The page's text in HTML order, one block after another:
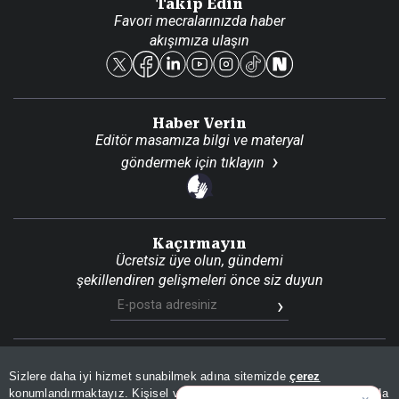
Sizlere daha iyi hizmet sunabilmek adına sitemizdeçerez
konumlandırmaktayız. Kişisel verileriniz, KVKK ve GDPR kapsamında
Reklam Ver
Takip Edin
Favori mecralarınızda haber
akışımıza ulaşın
Haber Verin
Editör masamıza bilgi ve materyal
göndermek için tıklayın
Kaçırmayın
Ücretsiz üye olun, gündemi
şekillendiren gelişmeleri önce siz duyun
Son DakikaSite HaritasıRSSKVKK Aydınlatma Metni
Gizlilik PolitikasıÇerez Politikası